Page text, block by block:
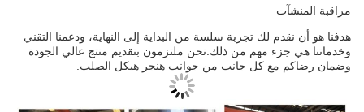
مراقبة المنشآت
هدفنا هو أن نقدم لك تجربة سلسة من البداية إلى النهاية، ودعمنا التقني
وخدماتنا هي جزء مهم من ذلك.نحن ملتزمون بتقديم منتج عالي الجودة
وضمان رضاكم مع كل جانب من جوانب هنجر هيكل الصلب.